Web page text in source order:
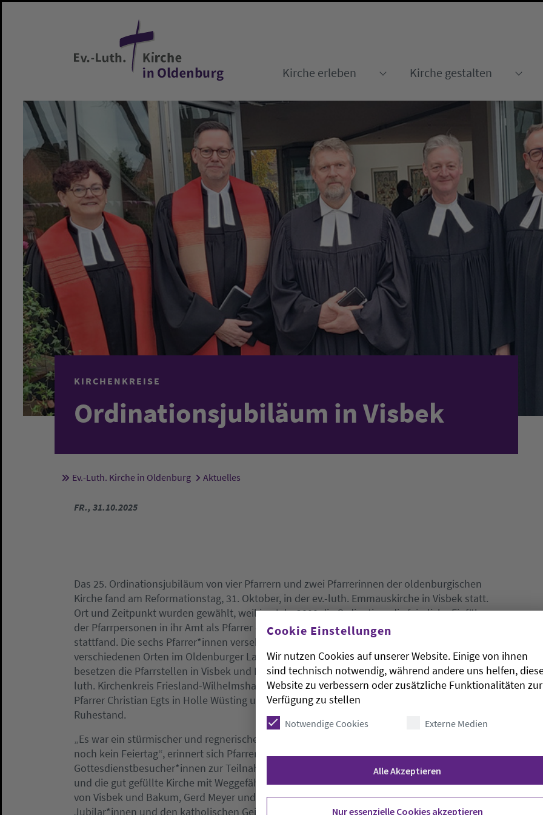
Kirche erleben
Kirche gestalten
KIRCHENKREISE
Ordinationsjubiläum in Visbek
Sie sind hier:
Ev.-Luth. Kirche in Oldenburg Aktuelles
FR., 31.10.2025
Das 25. Ordinationsjubiläum von vier Pfarrern und zwei Pfarrerinnen der oldenburgischen
Kirche fand am Reformationstag, 31. Oktober, in der ev.-luth. Emmauskirche in Visbek statt.
Ort und Zeitpunkt wurden gewählt, weil im Jahr 2000 die Ordination, die feierliche Einführung
der Pfarrpersonen in ihr Amt als Pfarrer oder Pfarrerin, auch am 31. Oktober in Visbek
stattfand. Die sechs Pfarrer*innen versehen nach ihrer Ordination ihren Dienst an
verschiedenen Orten im Oldenburger Land: Andrea Hilgen Frerichs und Carsten Hilgen
besetzen die Pfarrstellen in Visbek und Langförden, Christian Scheuer ist Kreispfarrer im Ev.-
luth. Kirchenkreis Friesland-Wilhelmshaven, Pfarrerin Doris Möllenberg ist in Wilhelmshaven,
Pfarrer Christian Egts in Holle Wüsting und Pfarrer Tessen von Kameke ist bereits im
Ruhestand.
„Es war ein stürmischer und regnerischer Tag vor 25 Jahren und der Reformationstag war
noch kein Feiertag“, erinnert sich Pfarrer Karsten Hilgen. So mussten sich die
Gottesdienstbesucher*innen zur Teilnahme Urlaub nehmen. Das war in diesem Jahr anders
und die gut gefüllte Kirche mit Weggefährt*innen, Gemeindegliedern, den Bürgermeistern
von Visbek und Bakum, Gerd Meyer und Tobias Averbeck, Familienangehörigen der
Jubilar*innen und den katholischen Geistlichen von Visbek und Langförden, Hermann Josef
Cookie Einstellungen
Wir nutzen Cookies auf unserer Website. Einige von ihnen
sind technisch notwendig, während andere uns helfen,
Website zu verbessern oder zusätzliche Funktionalitäten zur
Verfügung zu stellen
Notwendige Cookies Externe Medien
Alle Akzeptieren
Nur essenzielle Cookies akzeptieren